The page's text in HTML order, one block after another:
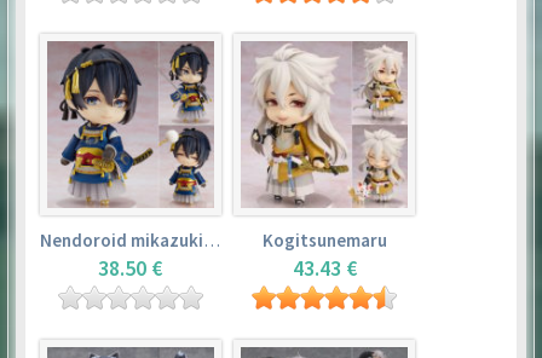
Nendoroid mikazuki munechika
38.50 €
Kogitsunemaru
43.43 €